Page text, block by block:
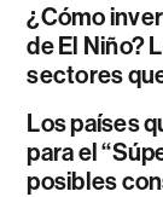
¿Cómo
de El Niño?
sectores
Los países
para el
posibles